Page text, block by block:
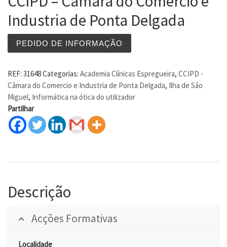
Industria de Ponta Delgada
PEDIDO DE INFORMAÇÃO
REF: 31648Categorias: Academia Clínicas Espregueira, CCIPD -
Câmara do Comercio e Industria de Ponta Delgada, Ilha de São
Miguel, Informática na ótica do utilizador
Partilhar
Descrição
Acções Formativas
Localidade